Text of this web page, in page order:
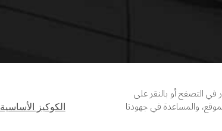
التصفح أو بالنقر على
والمساعدة في جهودنا الكوكيز